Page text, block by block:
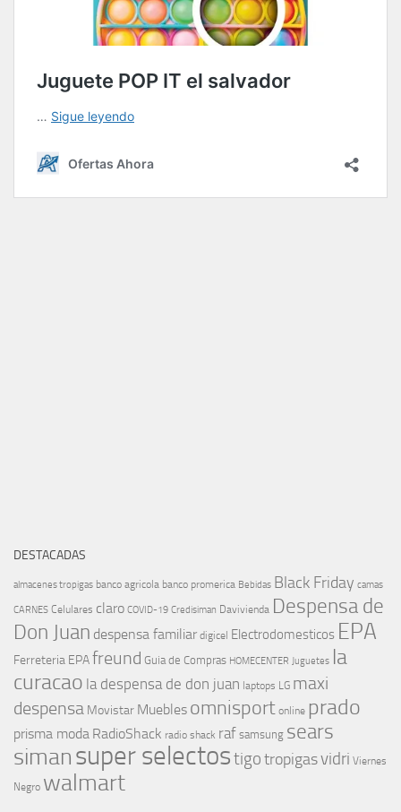
DESTACADAS
almacenes tropigas banco agricola banco promerica Bebidas Black Friday camas
CARNES Celulares claro COVID-19 Credisiman Davivienda Despensa de
Don Juan despensa familiar digicel Electrodomesticos EPA
Ferreteria EPAfreund Guia de Compras HOMECENTER Juguetes la
curacao la despensa de don juan laptops LG maxi
despensa Movistar Muebles omnisport online prado
prisma moda RadioShack radio shack raf samsung sears
simansuper selectostigotropigasvidri Viernes
Negro walmart